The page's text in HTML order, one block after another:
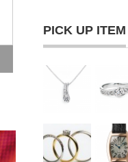
PICK UP ITEM